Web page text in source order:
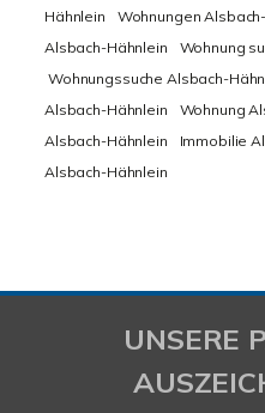
Hähnlein
Wohnungen
Alsbach-Hähnlein
Wohnung
Wohnungssuche Alsbach-
Alsbach-Hähnlein
Wohnung
Alsbach-Hähnlein
Immobilie
Alsbach-Hähnlein
UNSERE